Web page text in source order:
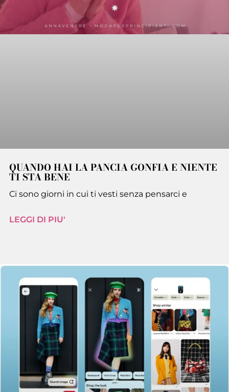
QUANDO HAI LA PANCIA GONFIA E NIENTE
TI STA BENE
Ci sono giorni in cui ti vesti senza pensarci e
LEGGI DI PIU'